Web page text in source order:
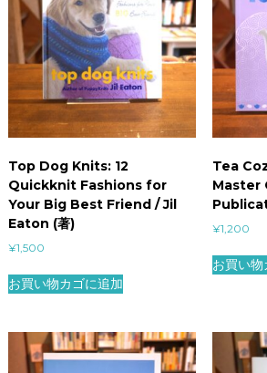
Top Dog Knits: 12
Quickknit Fashions for
Your Big Best Friend / Jil
Eaton (著)
¥1,500
お買い物カゴに追加
Tea
Master
¥1,200
お買い